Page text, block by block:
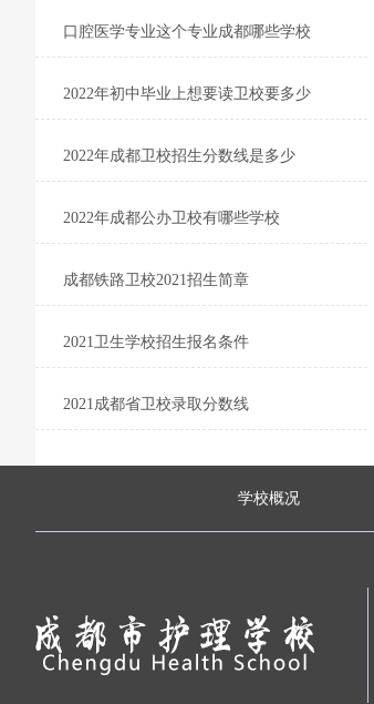
口腔医学专业这个专业成都哪些学校
2022年初中毕业上想要读卫校要多少
2022年成都卫校招生分数线是多少
2022年成都公办卫校有哪些学校
成都铁路卫校2021招生简章
2021卫生学校招生报名条件
2021成都省卫校录取分数线
学校概况